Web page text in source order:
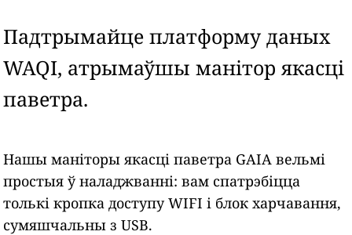
Падтрымайце платформу даных
WAQI, атрымаўшы манітор якасці
паветра.
Нашы маніторы якасці паветра GAIA вельмі
простыя ў наладжванні: вам спатрэбіцца
толькі кропка доступу WIFI і блок харчавання,
сумяшчальны з USB.